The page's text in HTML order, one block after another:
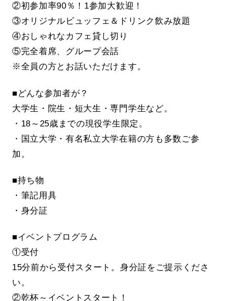
②初参加率90％！1参加大歓迎！
③オリジナルビュッフェ＆ドリンク飲み放題
④おしゃれなカフェ貸し切り
⑤完全着席、グループ会話
※全員の方とお話いただけます。
■どんな参加者が？
大学生・院生・短大生・専門学生など。
・18～25歳までの現役学生限定。
・国立大学・有名私立大学在籍の方も多数ご参
加。
■持ち物
・筆記用具
・身分証
■イベントプログラム
①受付
15分前から受付スタート。身分証をご提示くださ
い。
②乾杯～イベントスタート！